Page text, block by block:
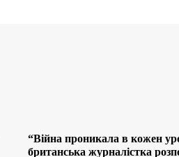
“Війна проникала в кожен
британська журналістка